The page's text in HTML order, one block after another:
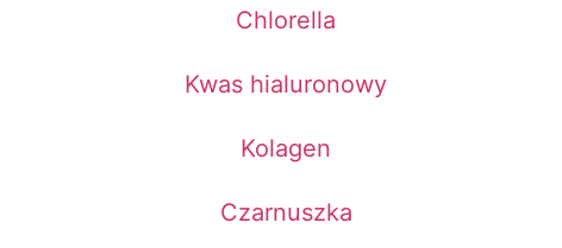
Chlorella
Kwas hialuronowy
Kolagen
Czarnuszka